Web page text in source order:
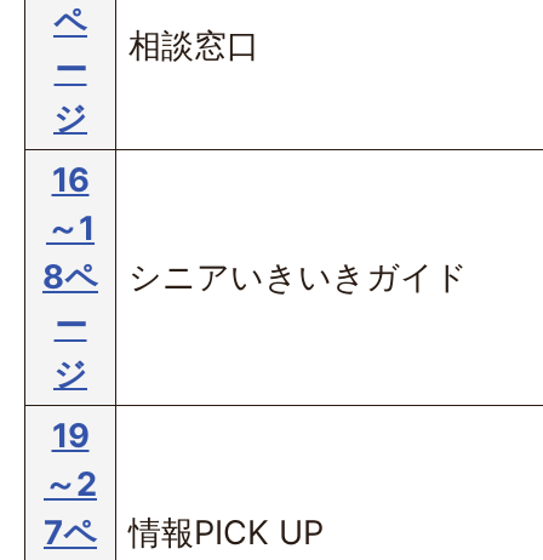
ペ
ー
ジ
相談窓口
16
～1
8ペ
ー
ジ
シニアいきいきガイド
19
～2
7ペ
情報PICK UP